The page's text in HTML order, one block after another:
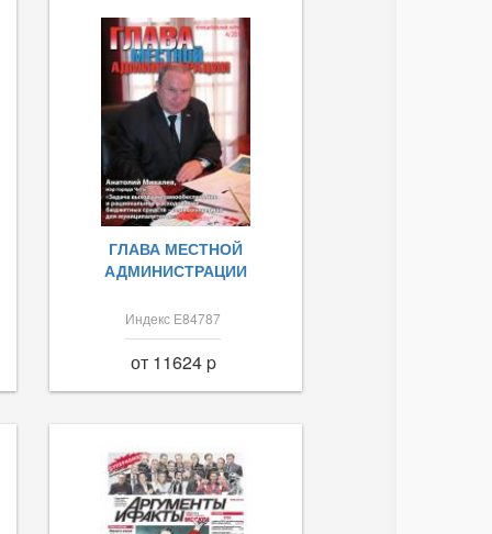
ГЛАВА МЕСТНОЙ
АДМИНИСТРАЦИИ
Индекс Е84787
от 11624 p